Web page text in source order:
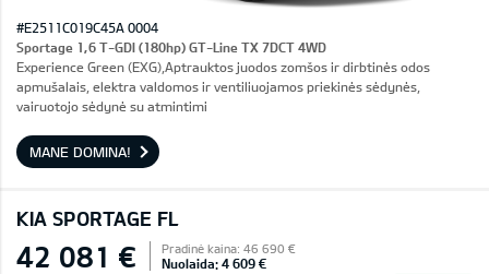
#E2511C019C45A 0004
Sportage 1,6 T-GDI (180hp) GT-Line TX 7DCT 4WD
Experience Green (EXG),Aptrauktos juodos zomšos ir dirbtinės odos
apmušalais, elektra valdomos ir ventiliuojamos priekinės sėdynės,
vairuotojo sėdynė su atmintimi
MANE DOMINA!
KIA SPORTAGE FL
42 081 € Pradinė kaina: 46 690 €
Nuolaida: 4 609 €